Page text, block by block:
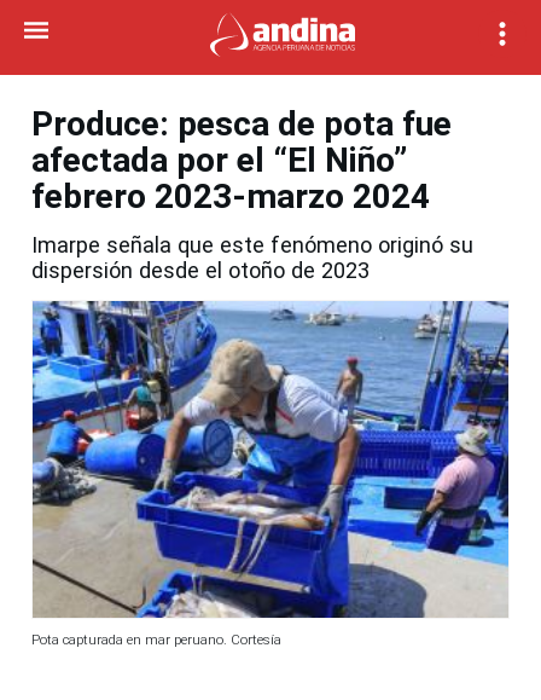
Produce: pesca de pota fue
afectada por el “El Niño”
febrero 2023-marzo 2024
Imarpe señala que este fenómeno originó su
dispersión desde el otoño de 2023
Pota capturada en mar peruano. Cortesía